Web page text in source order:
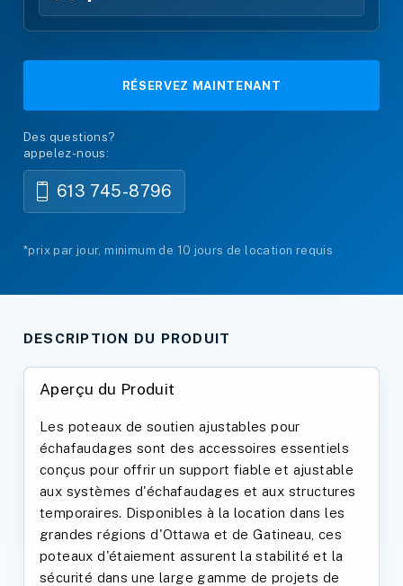
RÉSERVEZ MAINTENANT
Des questions?
appelez-nous:
613 745-8796
*prix par jour, minimum de 10 jours de location requis
DESCRIPTION DU PRODUIT
Aperçu du Produit
Les poteaux de soutien ajustables pour
échafaudages sont des accessoires essentiels
conçus pour offrir un support fiable et ajustable
aux systèmes d'échafaudages et aux structures
temporaires. Disponibles à la location dans les
grandes régions d'Ottawa et de Gatineau, ces
poteaux d'étaiement assurent la stabilité et la
sécurité dans une large gamme de projets de